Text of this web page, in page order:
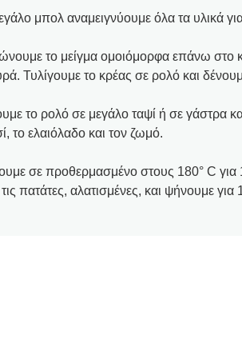
μπολ αναμειγνύουμε όλα τα υλικά
το μείγμα ομοιόμορφα επάνω στο
Τυλίγουμε το κρέας σε ρολό και
το ρολό σε μεγάλο ταψί ή σε γάστρα
το ελαιόλαδο και τον ζωμό.
σε προθερμασμένο στους 180° C
τις πατάτες, αλατισμένες, και ψήνουμε